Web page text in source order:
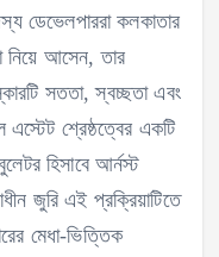
ডেভেলপাররা কলকাতার
নিয়ে আসেন, তার
সততা, স্বচ্ছতা এবং
এস্টেট শ্রেষ্ঠত্বের একটি
হিসাবে আর্নস্ট
জুরি এই প্রক্রিয়াটিতে
মেধা-ভিত্তিক